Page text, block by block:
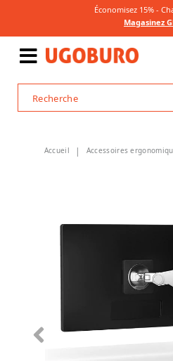
Économisez 15% -
Magasinez
Accueil Accessoires